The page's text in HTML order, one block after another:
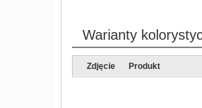
Warianty
Zdjęcie Produkt